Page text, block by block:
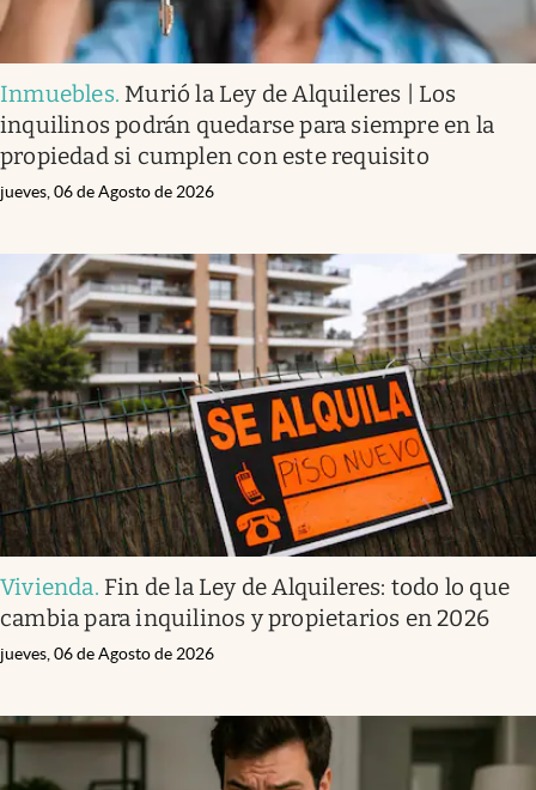
Inmuebles. Murió la Ley de Alquileres | Los
inquilinos podrán quedarse para siempre en la
propiedad si cumplen con este requisito
jueves, 06 de Agosto de 2026
Vivienda. Fin de la Ley de Alquileres: todo lo que
cambia para inquilinos y propietarios en 2026
jueves, 06 de Agosto de 2026